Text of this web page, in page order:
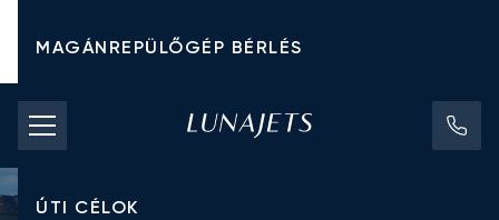
MAGÁNREPÜLŐGÉP BÉRLÉS
CHARTER ÁRAK
MAGÁNREPÜLŐGÉPEK
ÚTI CÉLOK